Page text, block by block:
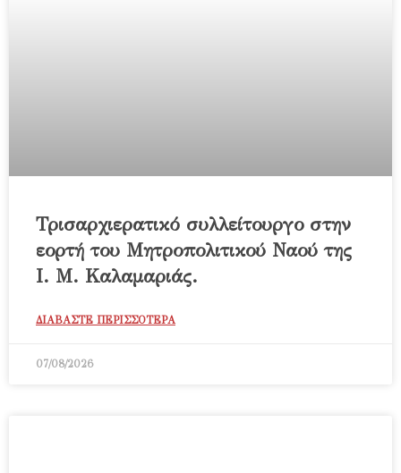
Τρισαρχιερατικό συλλείτουργο στην
εορτή του Μητροπολιτικού Ναού της
Ι. Μ. Καλαμαριάς.
ΔΙΑΒΑΣΤΕ ΠΕΡΙΣΣΟΤΕΡΑ
07/08/2026